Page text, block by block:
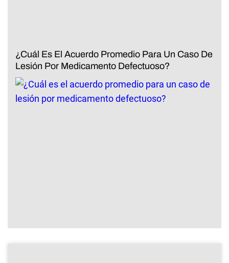
¿Cuál Es El Acuerdo Promedio Para Un Caso De
Lesión Por Medicamento Defectuoso?